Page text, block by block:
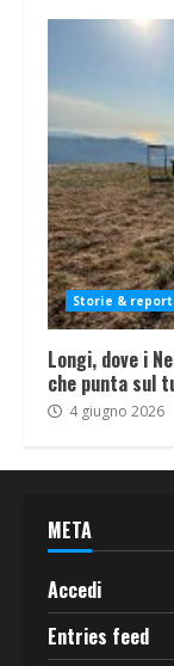
Storie &
Longi, dove i
che punta sul
4 giugno 2026
META
Accedi
Entries feed